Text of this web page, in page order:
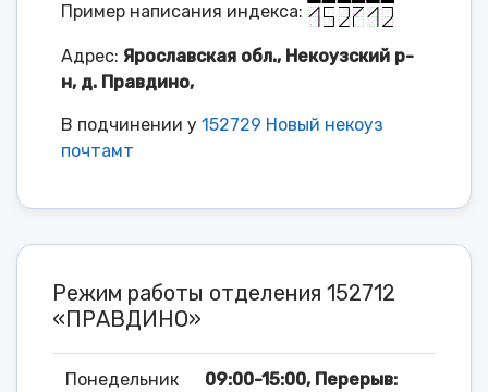
Пример написания индекса:
Адрес: Ярославская обл., Некоузский р-
н, д. Правдино,
В подчинении у 152729 Новый некоуз
почтамт
Режим работы отделения 152712
«ПРАВДИНО»
Понедельник
09:00-15:00, Перерыв: